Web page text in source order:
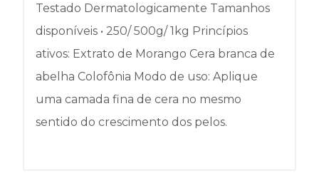
Testado Dermatologicamente Tamanhos
disponíveis • 250/ 500g/ 1kg Princípios
ativos: Extrato de Morango Cera branca de
abelha Colofônia Modo de uso: Aplique
uma camada fina de cera no mesmo
sentido do crescimento dos pelos.